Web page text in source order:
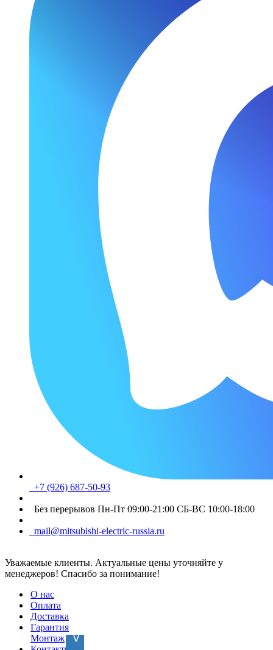
+7 (926) 687-50-93
Без перерывов Пн-Пт 09:00-21:00 СБ-ВС 10:00-18:00
mail@mitsubishi-electric-russia.ru
Уважаемые клиенты. Актуальные цены уточняйте у
менеджеров! Спасибо за понимание!
О нас
Оплата
Доставка
Гарантия
Монтаж